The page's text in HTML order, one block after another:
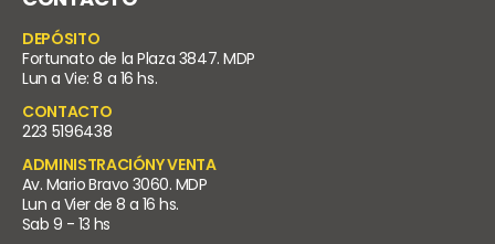
DEPÓSITO
Fortunato de la Plaza 3847. MDP
Lun a Vie: 8 a 16 hs.
CONTACTO
223 5196438
ADMINISTRACIÓNY VENTA
Av. Mario Bravo 3060. MDP
Lun a Vier de 8 a 16 hs.
Sab 9 - 13 hs